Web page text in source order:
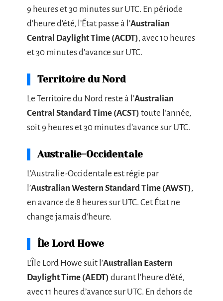
9 heures et 30 minutes sur UTC. En période
d’heure d’été, l’État passe à l’Australian
Central Daylight Time (ACDT), avec 10 heures
et 30 minutes d’avance sur UTC.
Territoire du Nord
Le Territoire du Nord reste à l’Australian
Central Standard Time (ACST) toute l’année,
soit 9 heures et 30 minutes d’avance sur UTC.
Australie-Occidentale
L’Australie-Occidentale est régie par
l’Australian Western Standard Time (AWST),
en avance de 8 heures sur UTC. Cet État ne
change jamais d’heure.
Île Lord Howe
L’Île Lord Howe suit l’Australian Eastern
Daylight Time (AEDT) durant l’heure d’été,
avec 11 heures d’avance sur UTC. En dehors de